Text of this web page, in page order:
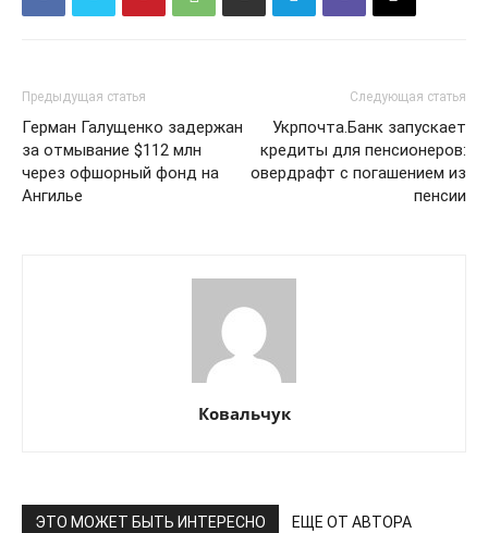
Предыдущая статья
Герман Галущенко задержан
за отмывание $112 млн
через офшорный фонд на
Ангилье
Следующая статья
Укрпочта.Банк запускает
кредиты для пенсионеров:
овердрафт с погашением из
пенсии
Ковальчук
ЭТО МОЖЕТ БЫТЬ ИНТЕРЕСНО ЕЩЕ ОТ АВТОРА